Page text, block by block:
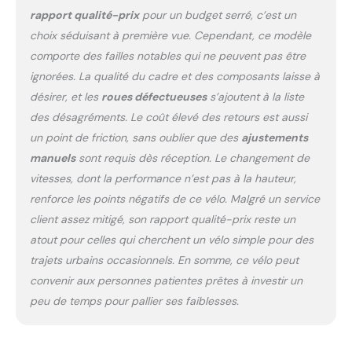
confiance au quotidien.
confortables】Les roues
700C roulent de manière
fluide sur l’asphalte,
garantissant une bonne
confort de conduite.
Idéales pour le vélotaf, les
trajets urbains et les
balades loisirs. 【Tailles
recommandées et
montage facile】Taille S :
recommandée pour une
taille de 160–170 cm;
Taille M : recommandée
pour une taille de 168–178
cm; Taille L :
rapport qualité-prixpour un budget serré, c’est un
choix séduisant à première vue. Cependant, ce modèle
comporte des failles notables qui ne peuvent pas être
ignorées. La qualité du cadre et des composants laisse à
désirer, et les roues défectueusess’ajoutent à la liste
des désagréments. Le coût élevé des retours est aussi
un point de friction, sans oublier que des ajustements
manuelssont requis dès réception. Le changement de
vitesses, dont la performance n’est pas à la hauteur,
renforce les points négatifs de ce vélo. Malgré un service
client assez mitigé, son rapport qualité-prix reste un
atout pour celles qui cherchent un vélo simple pour des
trajets urbains occasionnels. En somme, ce vélo peut
convenir aux personnes patientes prêtes à investir un
peu de temps pour pallier ses faiblesses.